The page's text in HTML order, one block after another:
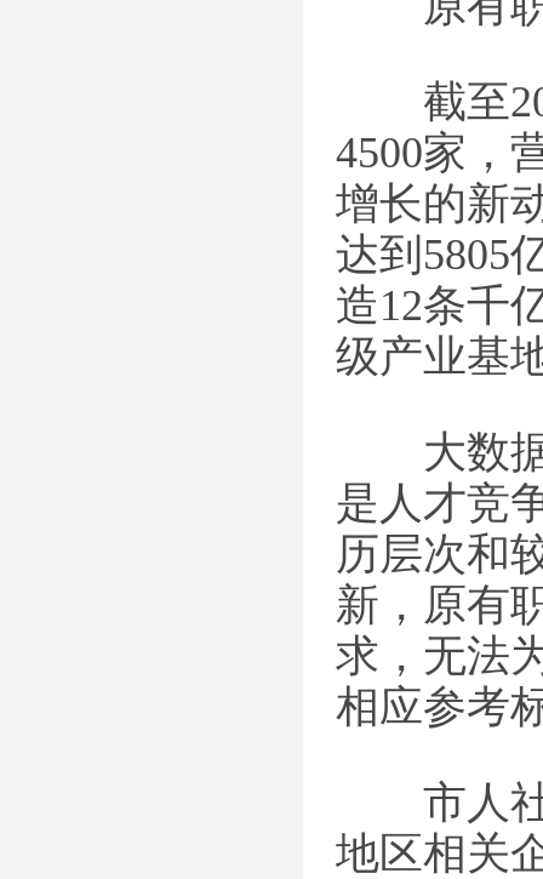
截至
4500家，
增长的新
达到5805
造12条千
级产业基
大数据
是人才竞
历层次和
新，原有
求，无法
相应参考
市人社
地区相关